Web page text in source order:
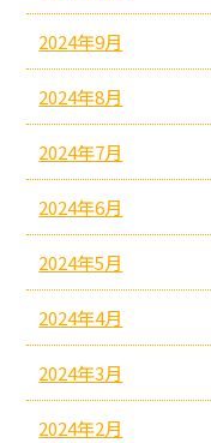
2024年9月
2024年8月
2024年7月
2024年6月
2024年5月
2024年4月
2024年3月
2024年2月